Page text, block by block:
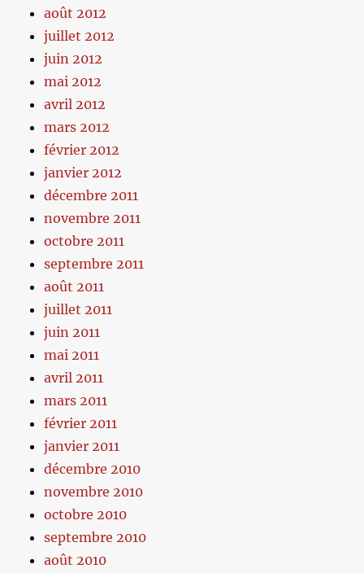
août 2012
juillet 2012
juin 2012
mai 2012
avril 2012
mars 2012
février 2012
janvier 2012
décembre 2011
novembre 2011
octobre 2011
septembre 2011
août 2011
juillet 2011
juin 2011
mai 2011
avril 2011
mars 2011
février 2011
janvier 2011
décembre 2010
novembre 2010
octobre 2010
septembre 2010
août 2010